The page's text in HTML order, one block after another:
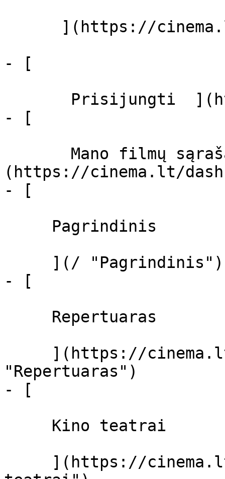
- [
- [
(https://cinema.lt/
- [
- [
"Repertuaras")
- [